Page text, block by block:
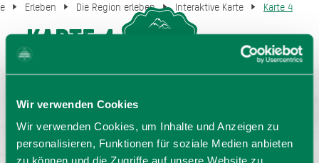
Wir verwenden Cookies
Wir verwenden Cookies, um Inhalte und Anzeigen zu
personalisieren, Funktionen für soziale Medien anbieten
zu können und die Zugriffe auf unsere Website zu
Erleben Die Region erleben Interaktive Karte Karte 4
Karte 4
GASTGEBERSUCHE